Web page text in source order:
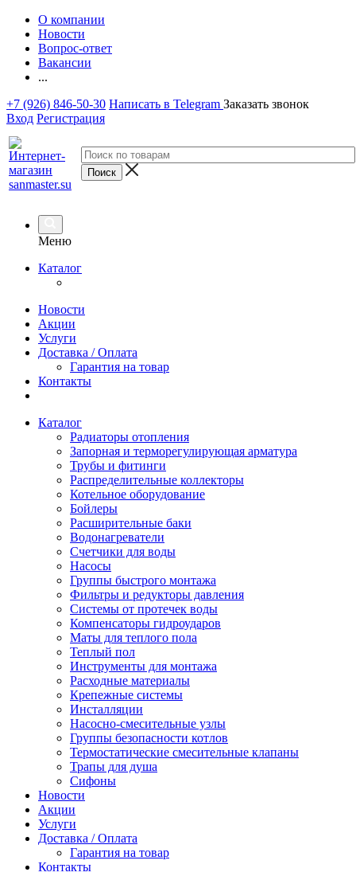
О компании
Новости
Вопрос-ответ
Вакансии
...
+7 (926) 846-50-30 Написать в Telegram Заказать звонок
Вход Регистрация
Меню
Каталог
Новости
Акции
Услуги
Доставка / Оплата
Гарантия на товар
Контакты
Каталог
Радиаторы отопления
Запорная и терморегулирующая арматура
Трубы и фитинги
Распределительные коллекторы
Котельное оборудование
Бойлеры
Расширительные баки
Водонагреватели
Счетчики для воды
Насосы
Группы быстрого монтажа
Фильтры и редукторы давления
Системы от протечек воды
Компенсаторы гидроударов
Маты для теплого пола
Теплый пол
Инструменты для монтажа
Расходные материалы
Крепежные системы
Инсталляции
Насосно-смесительные узлы
Группы безопасности котлов
Термостатические смесительные клапаны
Трапы для душа
Сифоны
Новости
Акции
Услуги
Доставка / Оплата
Гарантия на товар
Контакты